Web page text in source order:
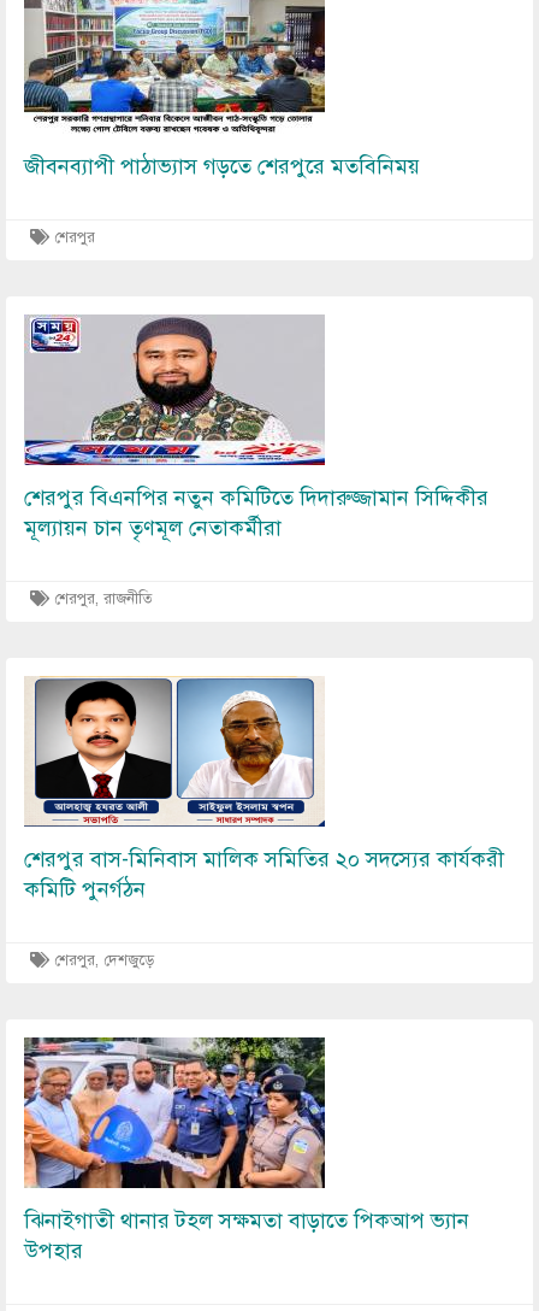
জীবনব্যাপী পাঠাভ্যাস গড়তে শেরপুরে মতবিনিময়
শেরপুর
Image
শেরপুর বিএনপির নতুন কমিটিতে দিদারুজ্জামান সিদ্দিকীর
মূল্যায়ন চান তৃণমূল নেতাকর্মীরা
শেরপুর, রাজনীতি
Image
শেরপুর বাস-মিনিবাস মালিক সমিতির ২০ সদস্যের কার্যকরী
কমিটি পুনর্গঠন
শেরপুর, দেশজুড়ে
Image
ঝিনাইগাতী থানার টহল সক্ষমতা বাড়াতে পিকআপ ভ্যান
উপহার